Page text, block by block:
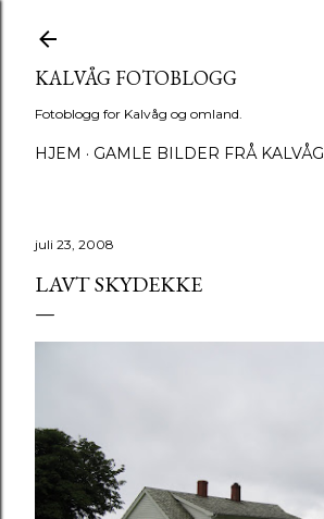
KALVÅG FOTOBLOGG
Fotoblogg for Kalvåg og omland.
HJEM GAMLE BILDER FRÅ KALVÅG
juli 23, 2008
LAVT SKYDEKKE